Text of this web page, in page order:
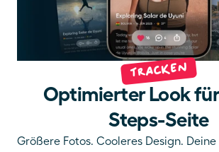
Tracken
Optimierter Look
Steps-Seite
Größere Fotos. Cooleres Design.